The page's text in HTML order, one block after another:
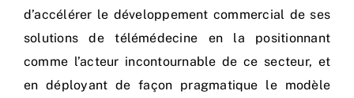
d’accélérer le développement commercial de ses
solutions de télémédecine en la positionnant
comme l’acteur incontournable de ce secteur, et
en déployant de façon pragmatique le modèle